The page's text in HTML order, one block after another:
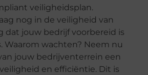
veiligheidsplan.
nog in de veiligheid van
dat jouw bedrijf voorbereid is
Waarom wachten? Neem nu
jouw bedrijventerrein een
en efficiëntie. Dit is